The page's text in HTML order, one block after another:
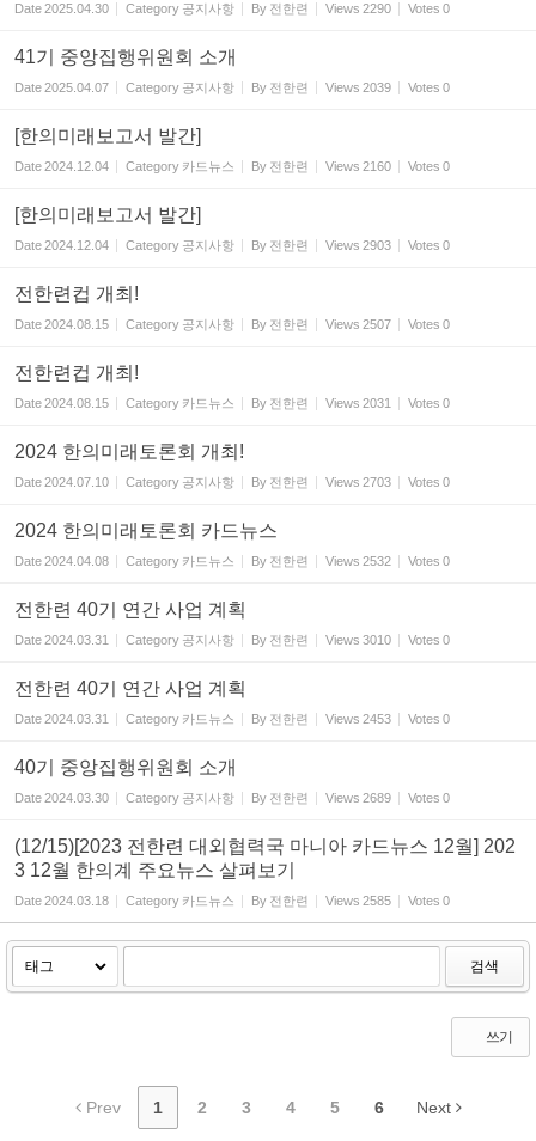
Date2025.04.30 Category 공지사항 By 전한련 Views 2290 Votes 0
41기 중앙집행위원회 소개
Date2025.04.07 Category 공지사항 By 전한련 Views 2039 Votes 0
[한의미래보고서 발간]
Date2024.12.04 Category 카드뉴스 By 전한련 Views 2160 Votes 0
[한의미래보고서 발간]
Date2024.12.04 Category 공지사항 By 전한련 Views 2903 Votes 0
전한련컵 개최!
Date2024.08.15 Category 공지사항 By 전한련 Views 2507 Votes 0
전한련컵 개최!
Date2024.08.15 Category 카드뉴스 By 전한련 Views 2031 Votes 0
2024 한의미래토론회 개최!
Date2024.07.10 Category 공지사항 By 전한련 Views 2703 Votes 0
2024 한의미래토론회 카드뉴스
Date2024.04.08 Category 카드뉴스 By 전한련 Views 2532 Votes 0
전한련 40기 연간 사업 계획
Date2024.03.31 Category 공지사항 By 전한련 Views 3010 Votes 0
전한련 40기 연간 사업 계획
Date2024.03.31 Category 카드뉴스 By 전한련 Views 2453 Votes 0
40기 중앙집행위원회 소개
Date2024.03.30 Category 공지사항 By 전한련 Views 2689 Votes 0
(12/15)[2023 전한련 대외협력국 마니아 카드뉴스 12월] 202
3 12월 한의계 주요뉴스 살펴보기
Date2024.03.18 Category 카드뉴스 By 전한련 Views 2585 Votes 0
검색
쓰기
Prev 1 2 3 4 5 6 Next